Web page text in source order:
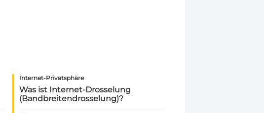
Internet-Privatsphäre
Was ist Internet-Drosselung
(Bandbreitendrosselung)?